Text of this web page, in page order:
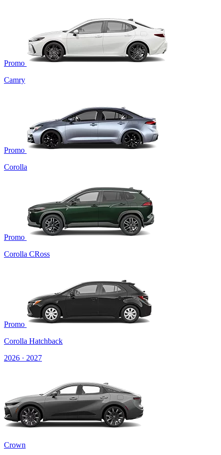
Promo
Camry
Promo
Corolla
Promo
Corolla CRoss
Promo
Corolla Hatchback
2026 · 2027
Crown